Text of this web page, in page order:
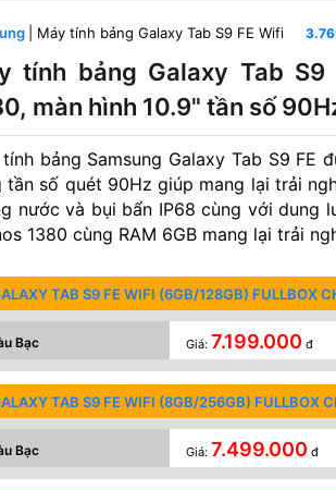
| Máy tính bảng Galaxy Tab S9 FE Wifi
tính bảng Galaxy Tab S9
màn hình 10.9" tần số
bảng Samsung Galaxy Tab S9 FE
tần số quét 90Hz giúp mang lại trải
nước và bụi bẩn IP68 cùng với dung
1380 cùng RAM 6GB mang lại trải
TAB S9 FE WIFI (6GB/128GB) FULLBOX
Bạc Giá: 7.199.000 đ
TAB S9 FE WIFI (8GB/256GB) FULLBOX
Bạc Giá: 7.499.000 đ